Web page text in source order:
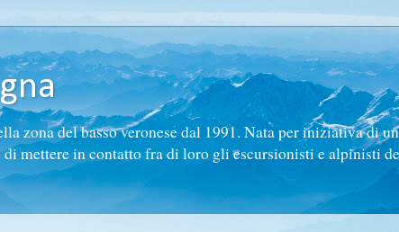
zona del basso veronese dal 1991. Nata per iniziativa di
mettere in contatto fra di loro gli escursionisti e alpinisti